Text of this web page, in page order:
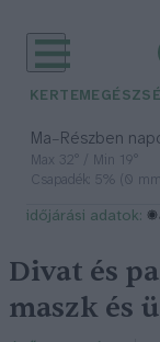
KERTEM
Ma– Részben
Max 32° / Min 19°
Csapadék: 5% (0
időjárási adatok:
Divat és
maszk és